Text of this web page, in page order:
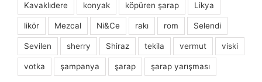
Kavaklıdere konyak köpüren şarap Likya
likör Mezcal Ni&Ce rakı rom Selendi
Sevilen sherry Shiraz tekila vermut viski
votka şampanya şarap şarap yarışması